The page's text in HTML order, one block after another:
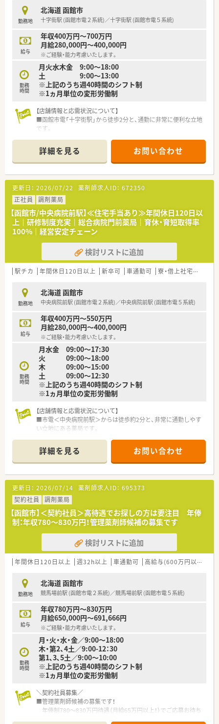
病気やケガなどで働けないときの生活費をサポートしてくれ
る制度です
■住宅手当は20,000～40,000円支給（要件あり）
■産休･育休の取得率100%、復帰率96%！
復帰出来る環境づくりにも注力されています
＼研修等について／
■定期的な勉強会や外部研修にも積極的に参加のため、
薬剤師としての力が付けられる環境で鵜s
■2年に1度、社員によって企画・運営される学術大会も実施！。
■中堅社員研修や管理者研修など、階層別での研修プログラムの
薬局内での勉強会、学術大会への参加など、幅広い学びの場が
あります
勤務地
北海道 函館市
十字街駅 (函館市電２系統)／十字街駅 (函館市電５系統)
給与
年収400万円～700万円
月給280,000円～400,000円
※ご経験・能力考慮いたします。
勤務
時間
月火水木金 9:00～18:00
土 9:00～13:00
※上記のうち週40時間のシフト制
※1ヵ月単位の変形労働制
【店舗情報と応需状況について】
■函館市電「十字街駅」から徒歩2分と、通勤に非常に便利な立地
です。
おり、処方箋枚数は1日約80枚です。
■薬剤師と事務スタッフが少数精鋭で、日々の業務で密に連携を
取り合いながら運営しています。
【勤務実態について】
■年間休日は120日以上（昨年実績120日）が確保されており、休
暇制度も充実しています。
■育児休業の取得率は100%、復帰率も96%と、ライフイベント
を経ても長く働きやすい環境です。
■健康サポート薬局や在宅業務に力を入れているため、地域医療
に貢献したい方が活躍しています。
【想定されるキャリアイメージ】
■ご自身の志向性に合わせ「マネジメントキャリア」と「スペシ
ャリストキャリア」を選択可能です。
へのステップアップが目指せます。
■専門性を高めたい方には「外来がん治療認定薬剤師」など資格
取得支援制度も整っています。
【こんな方が活躍中】
■育児休業取得率100%、復帰率96%の実績があり、子育てと仕
事を両立している方が活躍中です。
■健康サポート薬局や在宅業務に力を入れているため、地域医療
に貢献したい方が活躍しています。
■病院研修や資格取得支援制度を活用し、専門性を高めスキルア
ップしている方が多く在籍します。
詳細を見る お問い合わせ
更新日： 2026/07/22 薬剤師求人ID： 672350
正社員
調剤薬局
【函館市/中央病院前駅】≪住宅手当あり≫年間休日120日以
上｜研修制度充実｜総合病院門前薬局｜育休・育短取得率
100%｜経営安定チェーン
検討リストに追加
駅チカ 年間休日120日以上 新卒可 車通勤可 寮・借上社宅あり
勤務地
北海道 函館市
中央病院前駅 (函館市電２系統)／中央病院前駅 (函館市電５系統)
給与
年収400万円～550万円
月給280,000円～400,000円
※ご経験・能力考慮いたします。
勤務
時間
月水金 09:00～17:30
火 09:00～18:00
木 09:00～15:00
土 09:00～12:30
※上記のうち週40時間のシフト制
※1ヵ月単位の変形労働制
【店舗情報と応需状況について】
■市電＜中央病院前駅＞からは徒歩約2分と、非常に通勤しやす
い立地にある薬局です。
枚から40枚程度です。
■薬剤師1.5名と事務員1.5名の体制で、個人宅1件の在宅業務に
も対応しています。
【求人情報について】
■年間休日は120日以上と充実しており、プライベートとの両立
が図りやすい環境です。
■総合病院門前の店舗として多様な処方箋を応需しており、薬剤
師は複数名体制で安心です。
■充実した福利厚生が整っており、安心して長く働き続けること
ができる体制が魅力です。
【想定されるキャリアイメージ】 ■個人の志向に合わせ、マネジ
メント職と専門性を追求する2つのキャリアコースが用意されて
定薬剤師」などの専門資格取得も目指せます。 ■中堅社員研修や
管理者研修など、階層別の研修プログラムによって着実なステッ
プアップが可能です。
【こんな方にオススメ】
■患者さまとしっかり向き合いたい方や、身体的負担の少ない座
り投薬を希望する方におすすめです。
■将来的にマネジメント職や専門薬剤師を目指したいなど、明確
なキャリアビジョンをお持ちの方に最適です。
■年間休日120日以上でプライベートも重視したい方や、車通勤
を希望される方にも適しています。
詳細を見る お問い合わせ
更新日： 2026/07/14 薬剤師求人ID： 695373
契約社員
調剤薬局
【函館市】＜契約社員＞高待遇でお探しの方は要注目 年俸
制：年収780～830万円！管理薬剤師候補の募集です
検討リストに追加
年間休日120日以上 週32h以上 車通勤可 高給与(600万円以上)
勤務地
北海道 函館市
競馬場前駅 (函館市電２系統)／競馬場前駅 (函館市電５系統)
給与
年収780万円～830万円
月給650,000円～691,666円
※ご経験・能力考慮いたします。
勤務
時間
月・火・水・金／9:00～18:00
木・第2、4土／9:00-12：30
第1､3､5土／9:00～10:00
※上記のうち週40時間のシフト制
※1ヵ月単位の変形労働制
＼契約社員募集／
■管理薬剤師候補の募集です！
年俸制780～830万円待遇（月給65万円以上！）でご応募お待ち